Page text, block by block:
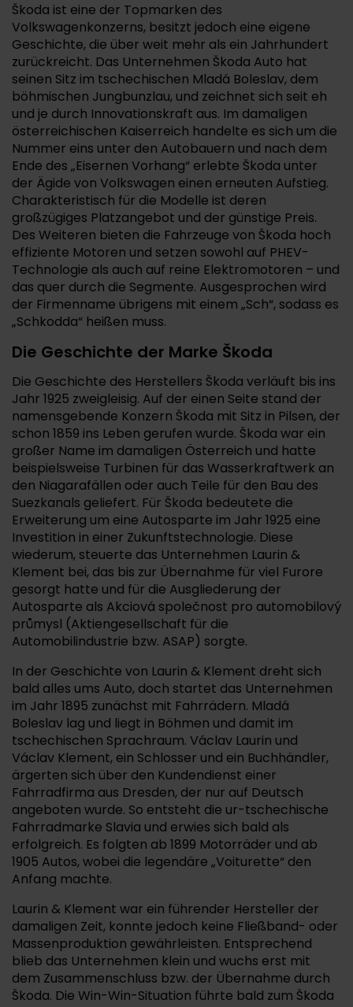
Škoda ist eine der Topmarken des
Volkswagenkonzerns, besitzt jedoch eine eigene
Geschichte, die über weit mehr als ein Jahrhundert
zurückreicht. Das Unternehmen Škoda Auto hat
seinen Sitz im tschechischen Mladá Boleslav, dem
böhmischen Jungbunzlau, und zeichnet sich seit eh
und je durch Innovationskraft aus. Im damaligen
österreichischen Kaiserreich handelte es sich um die
Nummer eins unter den Autobauern und nach dem
Ende des „Eisernen Vorhang“ erlebte Škoda unter
der Ägide von Volkswagen einen erneuten Aufstieg.
Charakteristisch für die Modelle ist deren
großzügiges Platzangebot und der günstige Preis.
Des Weiteren bieten die Fahrzeuge von Škoda hoch
effiziente Motoren und setzen sowohl auf PHEV-
Technologie als auch auf reine Elektromotoren – und
das quer durch die Segmente. Ausgesprochen wird
der Firmenname übrigens mit einem „Sch“, sodass es
„Schkodda“ heißen muss.
Die Geschichte der Marke Škoda
Die Geschichte des Herstellers Škoda verläuft bis ins
Jahr 1925 zweigleisig. Auf der einen Seite stand der
namensgebende Konzern Škoda mit Sitz in Pilsen, der
schon 1859 ins Leben gerufen wurde. Škoda war ein
großer Name im damaligen Österreich und hatte
beispielsweise Turbinen für das Wasserkraftwerk an
den Niagarafällen oder auch Teile für den Bau des
Suezkanals geliefert. Für Škoda bedeutete die
Erweiterung um eine Autosparte im Jahr 1925 eine
Investition in einer Zukunftstechnologie. Diese
wiederum, steuerte das Unternehmen Laurin &
Klement bei, das bis zur Übernahme für viel Furore
gesorgt hatte und für die Ausgliederung der
Autosparte als Akciová společnost pro automobilový
průmysl (Aktiengesellschaft für die
Automobilindustrie bzw. ASAP) sorgte.
In der Geschichte von Laurin & Klement dreht sich
bald alles ums Auto, doch startet das Unternehmen
im Jahr 1895 zunächst mit Fahrrädern. Mladá
Boleslav lag und liegt in Böhmen und damit im
tschechischen Sprachraum. Václav Laurin und
Václav Klement, ein Schlosser und ein Buchhändler,
ärgerten sich über den Kundendienst einer
Fahrradfirma aus Dresden, der nur auf Deutsch
angeboten wurde. So entsteht die ur-tschechische
Fahrradmarke Slavia und erwies sich bald als
erfolgreich. Es folgten ab 1899 Motorräder und ab
1905 Autos, wobei die legendäre „Voiturette“ den
Anfang machte.
Laurin & Klement war ein führender Hersteller der
damaligen Zeit, konnte jedoch keine Fließband- oder
Massenproduktion gewährleisten. Entsprechend
blieb das Unternehmen klein und wuchs erst mit
dem Zusammenschluss bzw. der Übernahme durch
Škoda. Die Win-Win-Situation führte bald zum Škoda